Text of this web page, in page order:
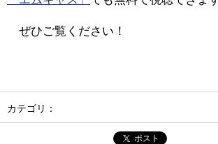
ぜひご覧ください！
カテゴリ：
ポスト